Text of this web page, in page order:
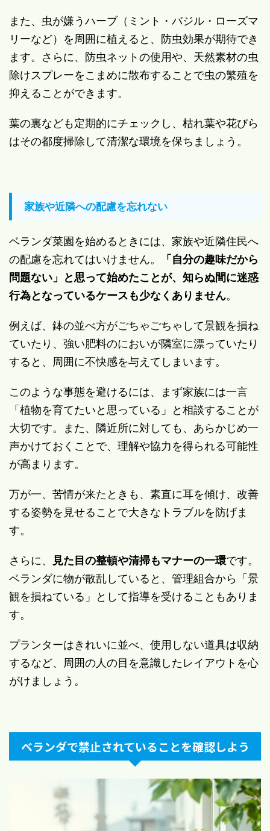
また、虫が嫌うハーブ（ミント・バジル・ローズマ
リーなど）を周囲に植えると、防虫効果が期待でき
ます。さらに、防虫ネットの使用や、天然素材の虫
除けスプレーをこまめに散布することで虫の繁殖を
抑えることができます。
葉の裏なども定期的にチェックし、枯れ葉や花びら
はその都度掃除して清潔な環境を保ちましょう。
家族や近隣への配慮を忘れない
ベランダ菜園を始めるときには、家族や近隣住民へ
の配慮を忘れてはいけません。
「自分の趣味だから
問題ない」と思って始めたことが、知らぬ間に迷惑
行為となっているケースも少なくありません。
例えば、鉢の並べ方がごちゃごちゃして景観を損ね
ていたり、強い肥料のにおいが隣室に漂っていたり
すると、周囲に不快感を与えてしまいます。
このような事態を避けるには、まず家族には一言
「植物を育てたいと思っている」と相談することが
大切です。また、隣近所に対しても、あらかじめ一
声かけておくことで、理解や協力を得られる可能性
が高まります。
万が一、苦情が来たときも、素直に耳を傾け、改善
する姿勢を見せることで大きなトラブルを防げま
す。
さらに、 見た目の整頓や清掃もマナーの一環です。
ベランダに物が散乱していると、管理組合から「景
観を損ねている」として指導を受けることもありま
す。
プランターはきれいに並べ、使用しない道具は収納
するなど、周囲の人の目を意識したレイアウトを心
がけましょう。
ベランダで禁止されていることを確認しよう